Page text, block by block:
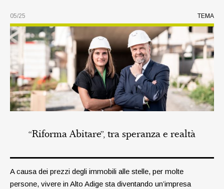
TEMA
05/25
“Riforma Abitare”, tra speranza e realtà
A causa dei prezzi degli immobili alle stelle, per molte
persone, vivere in Alto Adige sta diventando un’impresa